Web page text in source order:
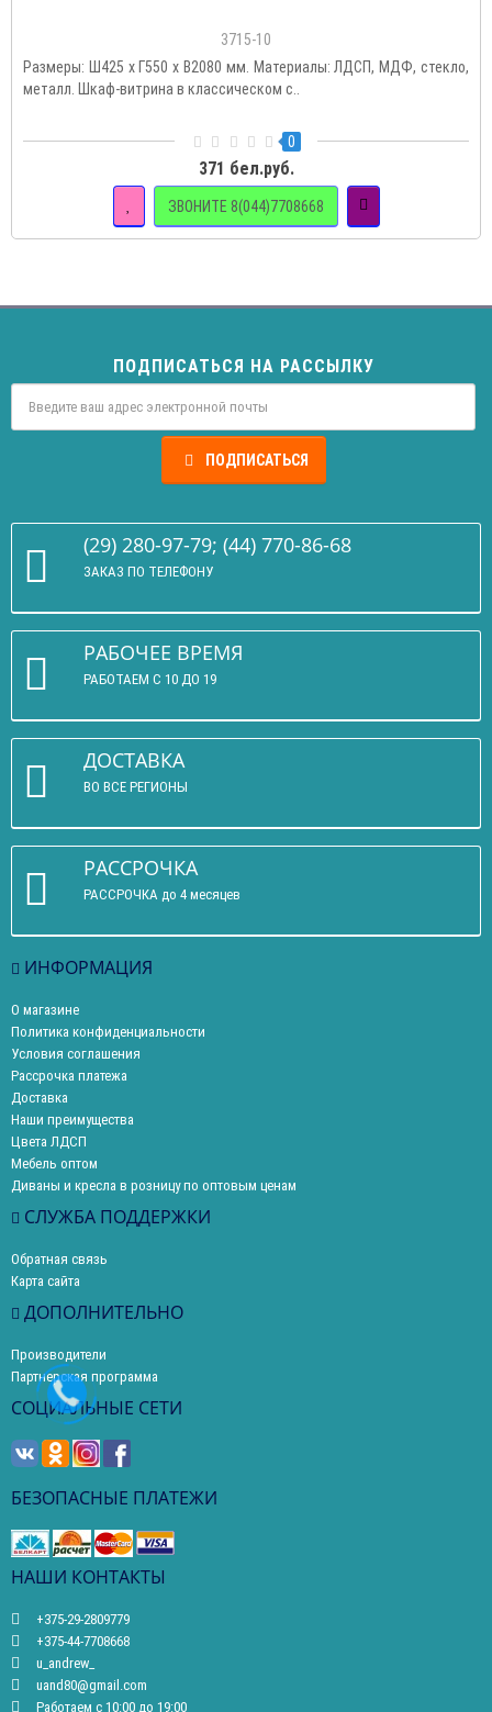
3715-10
Размеры: Ш425 х Г550 х В2080 мм. Материалы: ЛДСП, МДФ, стекло,
металл. Шкаф-витрина в классическом с..
0
371 бел.руб.
ЗВОНИТЕ 8(044)7708668
ПОДПИСАТЬСЯ НА РАССЫЛКУ
ПОДПИСАТЬСЯ
(29) 280-97-79; (44) 770-86-68
ЗАКАЗ ПО ТЕЛЕФОНУ
РАБОЧЕЕ ВРЕМЯ
РАБОТАЕМ С 10 ДО 19
ДОСТАВКА
ВО ВСЕ РЕГИОНЫ
РАССРОЧКА
РАССРОЧКА до 4 месяцев
ИНФОРМАЦИЯ
О магазине
Политика конфиденциальности
Условия соглашения
Рассрочка платежа
Доставка
Наши преимущества
Цвета ЛДСП
Мебель оптом
Диваны и кресла в розницу по оптовым ценам
СЛУЖБА ПОДДЕРЖКИ
Обратная связь
Карта сайта
ДОПОЛНИТЕЛЬНО
Производители
Партнерская программа
СОЦИАЛЬНЫЕ СЕТИ
БЕЗОПАСНЫЕ ПЛАТЕЖИ
НАШИ КОНТАКТЫ
+375-29-2809779
+375-44-7708668
u_andrew_
uand80@gmail.com
Работаем с 10:00 до 19:00